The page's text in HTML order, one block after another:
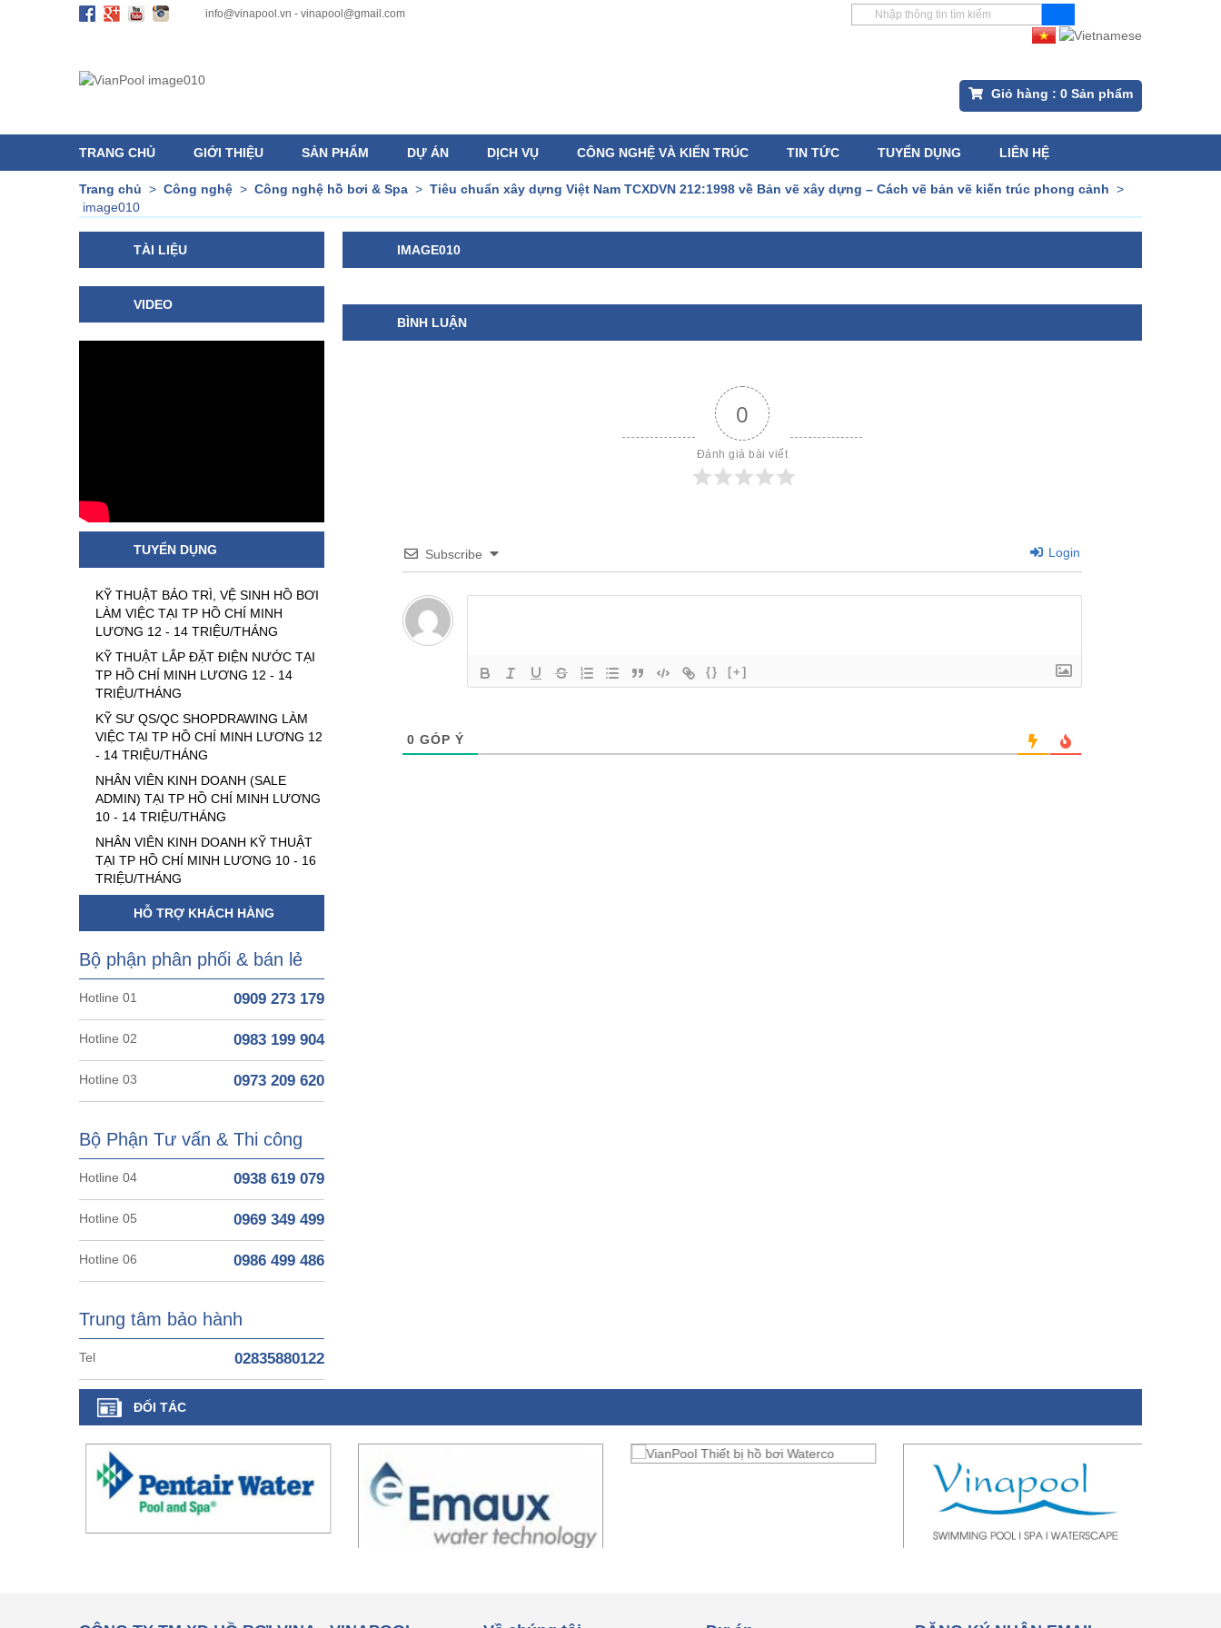
info@vinapool.vn - vinapool@gmail.com
Giỏ hàng : 0 Sản phẩm
TRANG CHỦ GIỚI THIỆU SẢN PHẨM DỰ ÁN DỊCH VỤ CÔNG NGHỆ VÀ KIẾN TRÚC TIN TỨC TUYỂN DỤNG LIÊN HỆ
Trang chủ > Công nghệ > Công nghệ hồ bơi & Spa > Tiêu chuẩn xây dựng Việt Nam TCXDVN 212:1998 về Bản vẽ xây dựng – Cách vẽ bản vẽ kiến trúc phong cảnh >
image010
TÀI LIỆU
VIDEO
TUYỂN DỤNG
KỸ THUẬT BẢO TRÌ, VỆ SINH HỒ BƠI
LÀM VIỆC TẠI TP HỒ CHÍ MINH
LƯƠNG 12 - 14 TRIỆU/THÁNG
KỸ THUẬT LẮP ĐẶT ĐIỆN NƯỚC TẠI
TP HỒ CHÍ MINH LƯƠNG 12 - 14
TRIỆU/THÁNG
KỸ SƯ QS/QC SHOPDRAWING LÀM
VIỆC TẠI TP HỒ CHÍ MINH LƯƠNG 12
- 14 TRIỆU/THÁNG
NHÂN VIÊN KINH DOANH (SALE
ADMIN) TẠI TP HỒ CHÍ MINH LƯƠNG
10 - 14 TRIỆU/THÁNG
NHÂN VIÊN KINH DOANH KỸ THUẬT
TẠI TP HỒ CHÍ MINH LƯƠNG 10 - 16
TRIỆU/THÁNG
HỖ TRỢ KHÁCH HÀNG
Bộ phận phân phối & bán lẻ
Hotline 01 0909 273 179
Hotline 02 0983 199 904
Hotline 03 0973 209 620
Bộ Phận Tư vấn & Thi công
Hotline 04 0938 619 079
Hotline 05 0969 349 499
Hotline 06 0986 499 486
Trung tâm bảo hành
Tel 02835880122
IMAGE010
BÌNH LUẬN
0
Đánh giá bài viết
Subscribe Login
{} [+]
0 GÓP Ý
ĐỐI TÁC